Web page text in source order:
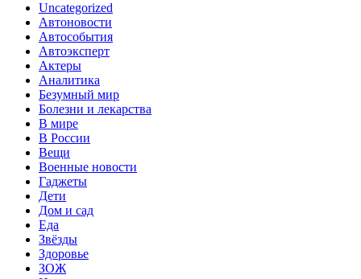
Uncategorized
Автоновости
Автособытия
Автоэксперт
Актеры
Аналитика
Безумный мир
Болезни и лекарства
В мире
В России
Вещи
Военные новости
Гаджеты
Дети
Дом и сад
Еда
Звёзды
Здоровье
ЗОЖ